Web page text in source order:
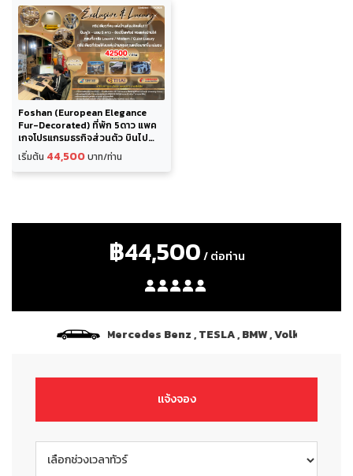
Foshan (European Elegance
Fur-Decorated) ที่พัก 5ดาว แพค
เกจโปรแกรมธุรกิจส่วนตัว บินไป
ช้อปปิ้งเฟอร์นิเจอร์ตกแต่งบ้านสุด
หรู นำแค่แปลนบ้านไป พร้อม
ออกแบบ 3D ใน Foshan เดินงาน 3
เริ่มต้น 44,500บาท/ท่าน
฿44,500/ ต่อท่าน
เฉพาะ Type Mercedes Benz , TESLA , BMW , Volkswagen หรือ
แจ้งจอง